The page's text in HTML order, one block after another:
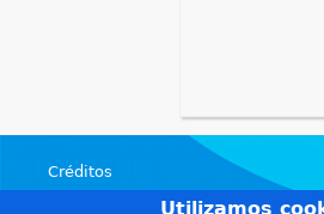
Créditos
Teléfonos de interésUtilizamos